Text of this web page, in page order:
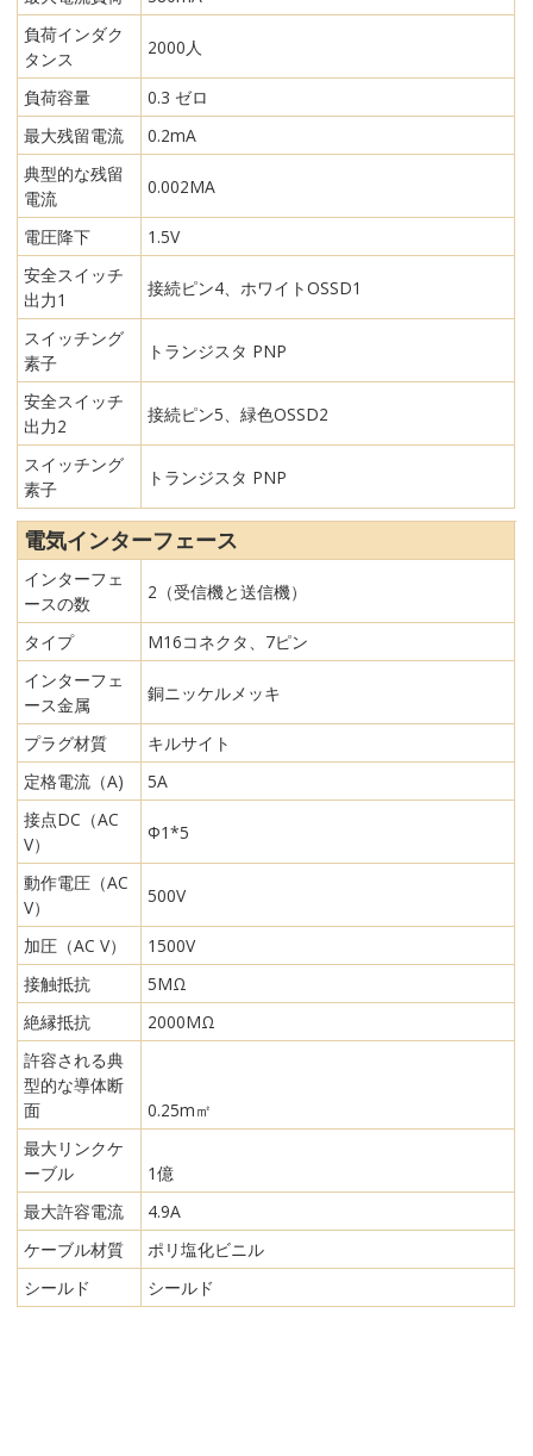
負荷インダク
タンス
2000人
負荷容量
0.3 ゼロ
最大残留電流
0.2mA
典型的な残留
電流
0.002MA
電圧降下
1.5V
安全スイッチ
出力1
接続ピン4、ホワイトOSSD1
スイッチング
素子
トランジスタ PNP
安全スイッチ
出力2
接続ピン5、緑色OSSD2
スイッチング
素子
トランジスタ PNP
電気インターフェース
インターフェ
ースの数
2（受信機と送信機）
タイプ
M16コネクタ、7ピン
インターフェ
ース金属
銅ニッケルメッキ
プラグ材質
キルサイト
定格電流（A)
5A
接点DC（AC
V）
Φ1*5
動作電圧（AC
V）
500V
加圧（AC V）
1500V
接触抵抗
5MΩ
絶縁抵抗
2000MΩ
許容される典
型的な導体断
面
0.25m㎡
最大リンクケ
ーブル
1億
最大許容電流
4.9A
ケーブル材質
ポリ塩化ビニル
シールド
シールド